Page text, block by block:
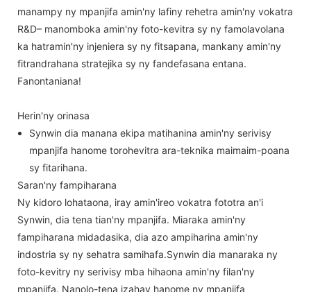
manampy ny mpanjifa amin'ny lafiny rehetra amin'ny vokatra
R&D– manomboka amin'ny foto-kevitra sy ny famolavolana
ka hatramin'ny injeniera sy ny fitsapana, mankany amin'ny
fitrandrahana stratejika sy ny fandefasana entana.
Fanontaniana!
Herin'ny orinasa
Synwin dia manana ekipa matihanina amin'ny serivisy
mpanjifa hanome torohevitra ara-teknika maimaim-poana
sy fitarihana.
Saran'ny fampiharana
Ny kidoro lohataona, iray amin'ireo vokatra fototra an'i
Synwin, dia tena tian'ny mpanjifa. Miaraka amin'ny
fampiharana midadasika, dia azo ampiharina amin'ny
indostria sy ny sehatra samihafa.Synwin dia manaraka ny
foto-kevitry ny serivisy mba hihaona amin'ny filan'ny
mpanjifa. Nanolo-tena izahay hanome ny mpanjifa